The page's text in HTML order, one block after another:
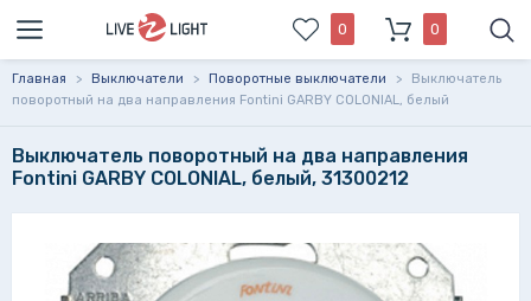
0 0
Главная > Выключатели > Поворотные выключатели >
Выключатель
поворотный на два направления Fontini GARBY COLONIAL, белый
Выключатель поворотный на два направления
Fontini GARBY COLONIAL, белый, 31300212